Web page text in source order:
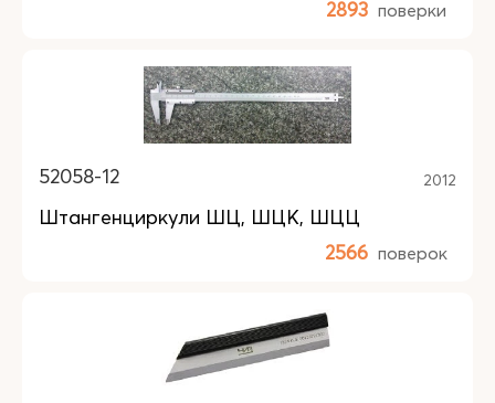
2893 поверки
52058-12 2012
Штангенциркули ШЦ, ШЦК, ШЦЦ
2566 поверок